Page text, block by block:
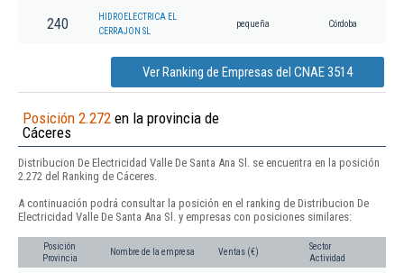
240
HIDROELECTRICA EL
CERRAJON SL
pequeña Córdoba
Ver Ranking de Empresas del CNAE 3514
Posición 2.272 en la provincia de
Cáceres
Distribucion De Electricidad Valle De Santa Ana Sl. se encuentra en la posición
2.272 del Ranking de Cáceres.
A continuación podrá consultar la posición en el ranking de Distribucion De
Electricidad Valle De Santa Ana Sl. y empresas con posiciones similares:
Posición
Provincia
Nombre de la empresa Ventas (€)
Sector
Actividad